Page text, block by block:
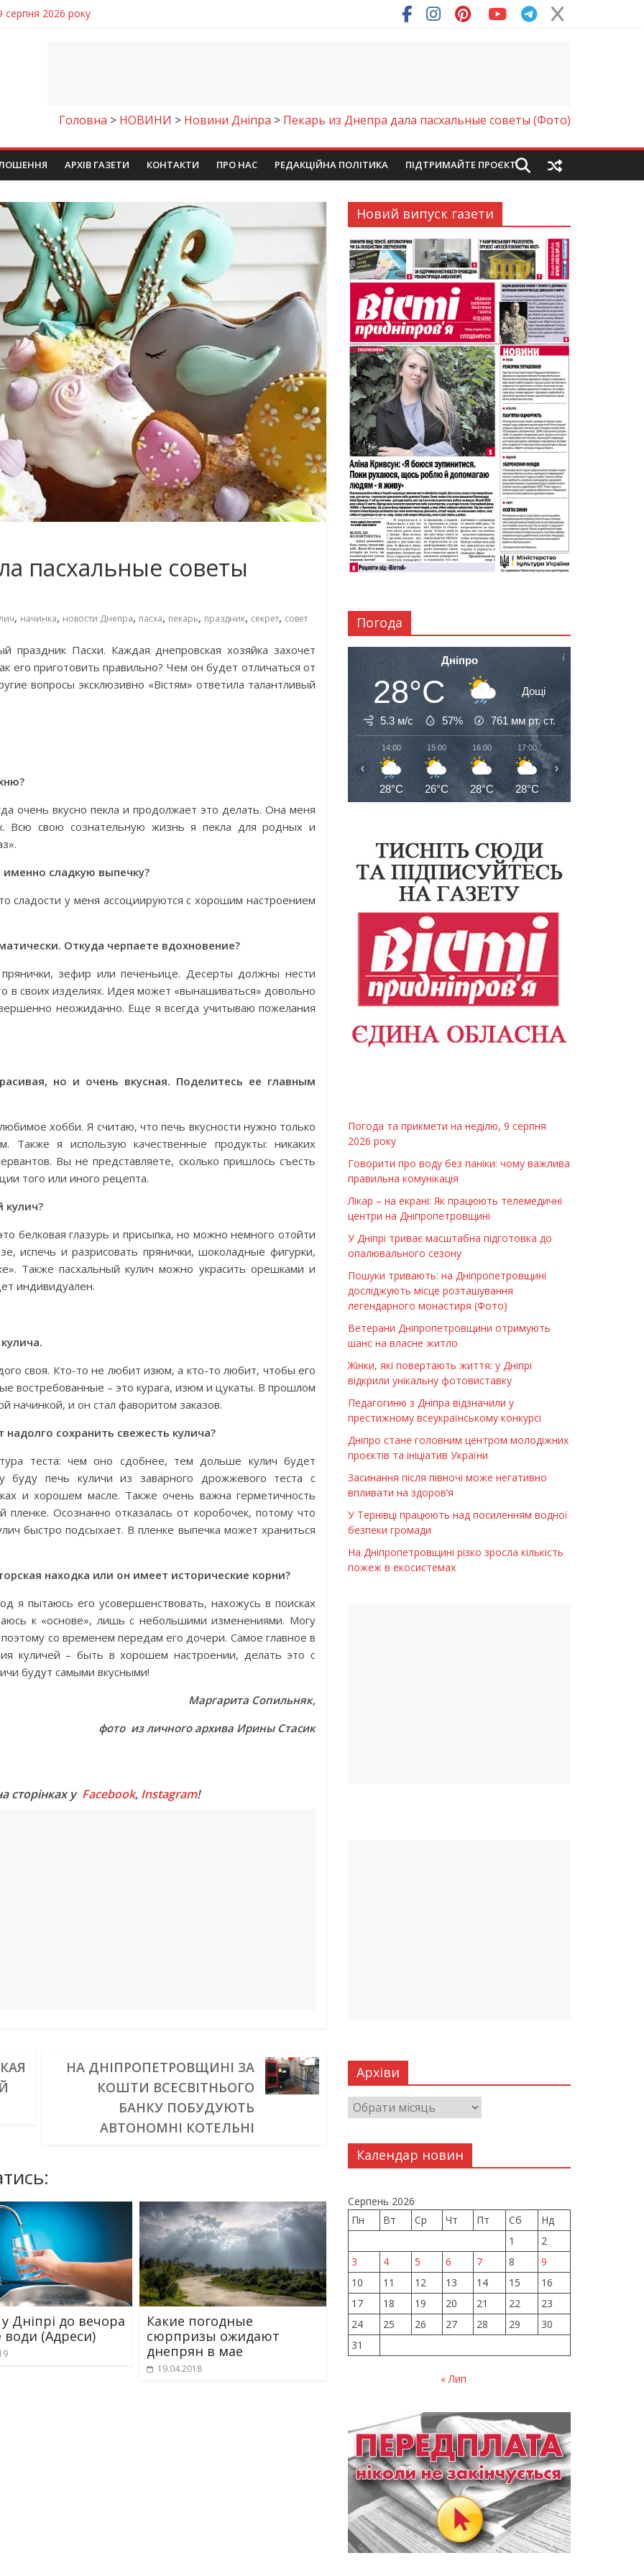
важлива правильна комунікація
до опалювального сезону
досліджують місце розташування легендарного монастиря (Фото)
2026 року
Головна > НОВИНИ > Новини Дніпра > Пекарь из Днепра дала пасхальные советы (Фото)
АРХІВ ГАЗЕТИ КОНТАКТИ ПРО НАС РЕДАКЦІЙНА ПОЛІТИКА ПІДТРИМАЙТЕ ПРОЄКТ
пасхальные советы
, начинка, новости Днепра, пасха, пекарь, праздник, секрет, совет
праздник Пасхи. Каждая днепровская хозяйка захочет
его приготовить правильно? Чем он будет отличаться от
вопросы эксклюзивно «Вістям» ответила талантливый
очень вкусно пекла и продолжает это делать. Она меня
Всю свою сознательную жизнь я пекла для родных и
сладкую выпечку?
сладости у меня ассоциируются с хорошим настроением
Откуда черпаете вдохновение?
зефир или печеньице. Десерты должны нести
в своих изделиях. Идея может «вынашиваться» довольно
неожиданно. Еще я всегда учитываю пожелания
но и очень вкусная. Поделитесь ее главным
хобби. Я считаю, что печь вкусности нужно только
Также я использую качественные продукты: никаких
Вы не представляете, сколько пришлось съесть
того или иного рецепта.
кулич?
белковая глазурь и присыпка, но можно немного отойти
испечь и разрисовать прянички, шоколадные фигурки,
Также пасхальный кулич можно украсить орешками и
индивидуален.
своя. Кто-то не любит изюм, а кто-то любит, чтобы его
востребованные – это курага, изюм и цукаты. В прошлом
начинкой, и он стал фаворитом заказов.
сохранить свежесть кулича?
теста: чем оно сдобнее, тем дольше кулич будет
буду печь куличи из заварного дрожжевого теста с
и хорошем масле. Также очень важна герметичность
Осознанно отказалась от коробочек, потому что
быстро подсыхает. В пленке выпечка может храниться
находка или он имеет исторические корни?
я пытаюсь его усовершенствовать, нахожусь в поисках
к «основе», лишь с небольшими изменениями. Могу
со временем передам его дочери. Самое главное в
куличей – быть в хорошем настроении, делать это с
будут самыми вкусными!
Маргарита Сопильняк,
фото из личного архива Ирины Стасик
сторінках у Facebook, Instagram!
НА ДНІПРОПЕТРОВЩИНІ ЗА
КОШТИ ВСЕСВІТНЬОГО
БАНКУ ПОБУДУЮТЬ
АВТОНОМНІ КОТЕЛЬНІ
Дніпрі до вечора
води (Адреси)
Какие погодные
сюрпризы ожидают
днепрян в мае
19.04.2018
Новий випуск газети
Погода
Дніпро
28°C Дощі
5.3 м/с 57% 761 мм рт. ст.
14:00
28°C
15:00
26°C
16:00
28°C
17:00
28°C
18:00
28°C
‹ ›
Погода та прикмети на неділю, 9 серпня
2026 року
Говорити про воду без паніки: чому важлива
правильна комунікація
Лікар – на екрані: Як працюють телемедичні
центри на Дніпропетровщині
У Дніпрі триває масштабна підготовка до
опалювального сезону
Пошуки тривають: на Дніпропетровщині
досліджують місце розташування
легендарного монастиря (Фото)
Ветерани Дніпропетровщини отримують
шанс на власне житло
Жінки, які повертають життя: у Дніпрі
відкрили унікальну фотовиставку
Педагогиню з Дніпра відзначили у
престижному всеукраїнському конкурсі
Дніпро стане головним центром молодіжних
проєктів та ініціатив України
Засинання після півночі може негативно
впливати на здоров’я
У Тернівці працюють над посиленням водної
безпеки громади
На Дніпропетровщині різко зросла кількість
пожеж в екосистемах
Архіви
Календар новин
Серпень 2026
Пн
Вт Ср Чт Пт Сб
Нд
1
2
3
4 5 6 7 8
9
10
11 12 13 14 15
16
17
18 19 20 21 22
23
24
25 26 27 28 29
30
31
« Лип